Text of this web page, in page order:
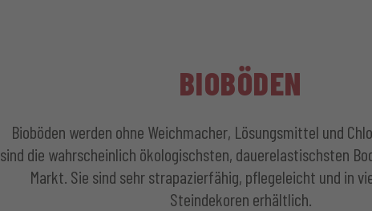
BIOBÖDEN
Bioböden werden ohne Weichmacher, Lösungsmittel und
sind die wahrscheinlich ökologischsten, dauerelastischsten
Markt. Sie sind sehr strapazierfähig, pflegeleicht und in
Steindekoren erhältlich.